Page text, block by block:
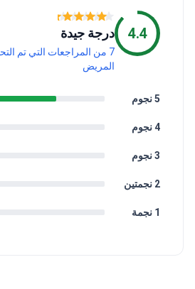
4.4 درجة جيدة
7 من المراجعات التي تم
المريض
1 نجمة
2 نجمتين
3 نجوم
4 نجوم
5 نجوم